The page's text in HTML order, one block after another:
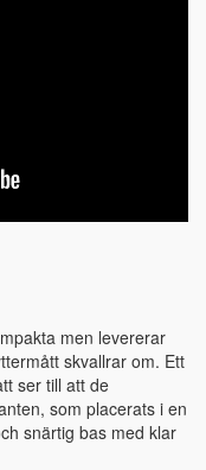
men levererar
skvallrar om. Ett
ser till att de
som placerats i en
snärtig bas med klar